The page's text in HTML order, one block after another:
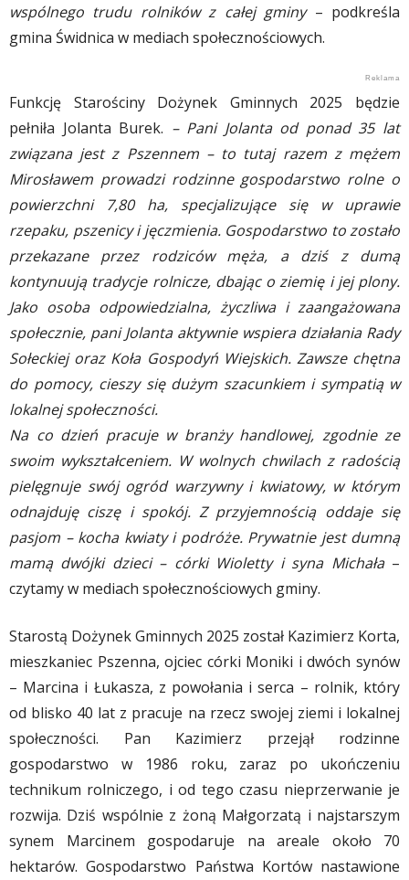
wspólnego trudu rolników z całej gminy– podkreśla
gmina Świdnica w mediach społecznościowych.
Funkcję Starościny Dożynek Gminnych 2025 będzie
pełniła Jolanta Burek. – Pani Jolanta od ponad 35 lat
związana jest z Pszennem – to tutaj razem z mężem
Mirosławem prowadzi rodzinne gospodarstwo rolne o
powierzchni 7,80 ha, specjalizujące się w uprawie
rzepaku, pszenicy i jęczmienia. Gospodarstwo to zostało
przekazane przez rodziców męża, a dziś z dumą
kontynuują tradycje rolnicze, dbając o ziemię i jej plony.
Jako osoba odpowiedzialna, życzliwa i zaangażowana
społecznie, pani Jolanta aktywnie wspiera działania Rady
Sołeckiej oraz Koła Gospodyń Wiejskich. Zawsze chętna
do pomocy, cieszy się dużym szacunkiem i sympatią w
lokalnej społeczności.
Na co dzień pracuje w branży handlowej, zgodnie ze
swoim wykształceniem. W wolnych chwilach z radością
pielęgnuje swój ogród warzywny i kwiatowy, w którym
odnajduję ciszę i spokój. Z przyjemnością oddaje się
pasjom – kocha kwiaty i podróże. Prywatnie jest dumną
mamą dwójki dzieci – córki Wioletty i syna Michała–
czytamy w mediach społecznościowych gminy.
Starostą Dożynek Gminnych 2025 został Kazimierz Korta,
mieszkaniec Pszenna, ojciec córki Moniki i dwóch synów
– Marcina i Łukasza, z powołania i serca – rolnik, który
od blisko 40 lat z pracuje na rzecz swojej ziemi i lokalnej
społeczności. Pan Kazimierz przejął rodzinne
gospodarstwo w 1986 roku, zaraz po ukończeniu
technikum rolniczego, i od tego czasu nieprzerwanie je
rozwija. Dziś wspólnie z żoną Małgorzatą i najstarszym
synem Marcinem gospodaruje na areale około 70
hektarów. Gospodarstwo Państwa Kortów nastawione